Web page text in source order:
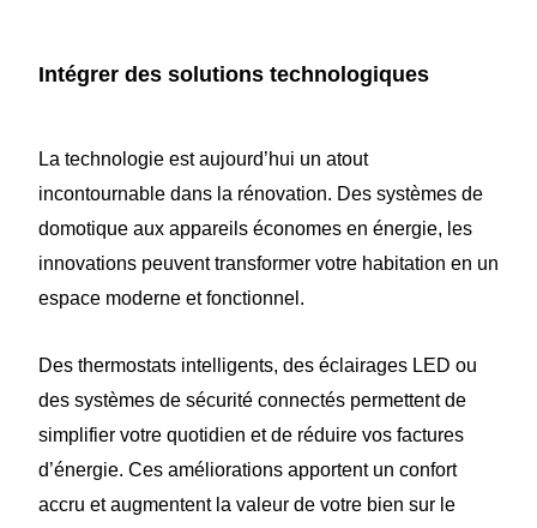
Intégrer des solutions technologiques
La technologie est aujourd’hui un atout
incontournable dans la rénovation. Des systèmes de
domotique aux appareils économes en énergie, les
innovations peuvent transformer votre habitation en un
espace moderne et fonctionnel.
Des thermostats intelligents, des éclairages LED ou
des systèmes de sécurité connectés permettent de
simplifier votre quotidien et de réduire vos factures
d’énergie. Ces améliorations apportent un confort
accru et augmentent la valeur de votre bien sur le